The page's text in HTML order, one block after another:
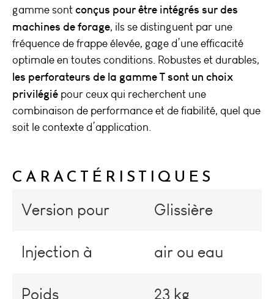
gamme sontconçus pour être intégrés sur des
machines de forage, ils se distinguent par une
fréquence de frappe élevée, gage d’une efficacité
optimale en toutes conditions. Robustes et durables,
les perforateurs de la gamme T sont un choix
privilégié pour ceux qui recherchent une
combinaison de performance et de fiabilité, quel que
soit le contexte d’application.
CARACTÉRISTIQUES
Version pour Glissière
Injection à air ou eau
Poids 23 kg